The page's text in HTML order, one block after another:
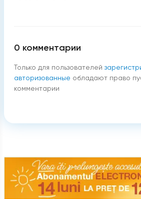
0 комментарии
Только для пользователей
авторизованные обладают право
комментарии